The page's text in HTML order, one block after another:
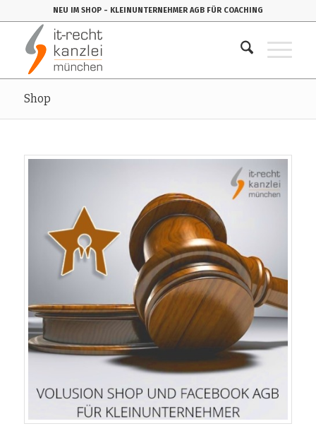
NEU IM SHOP - KLEINUNTERNEHMER AGB FÜR COACHING
Shop